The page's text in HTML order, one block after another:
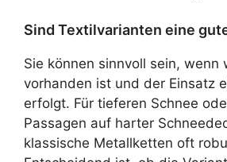
Sind Textilvarianten eine
Sie können sinnvoll sein, wenn
vorhanden ist und der Einsatz
erfolgt. Für tieferen Schnee
Passagen auf harter
klassische Metallketten oft